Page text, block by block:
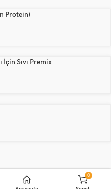
Protein)
Sıvı Premix
0